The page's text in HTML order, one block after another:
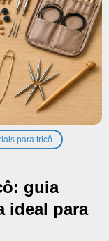
para tricô
guia
ideal para